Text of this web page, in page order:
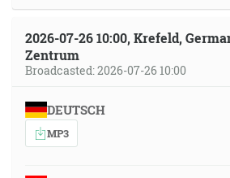
2026-07-26 10:00, Krefeld,
Zentrum
Broadcasted: 2026-07-26 10:00
DEUTSCH
MP3